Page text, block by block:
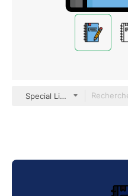
Special Lineal color